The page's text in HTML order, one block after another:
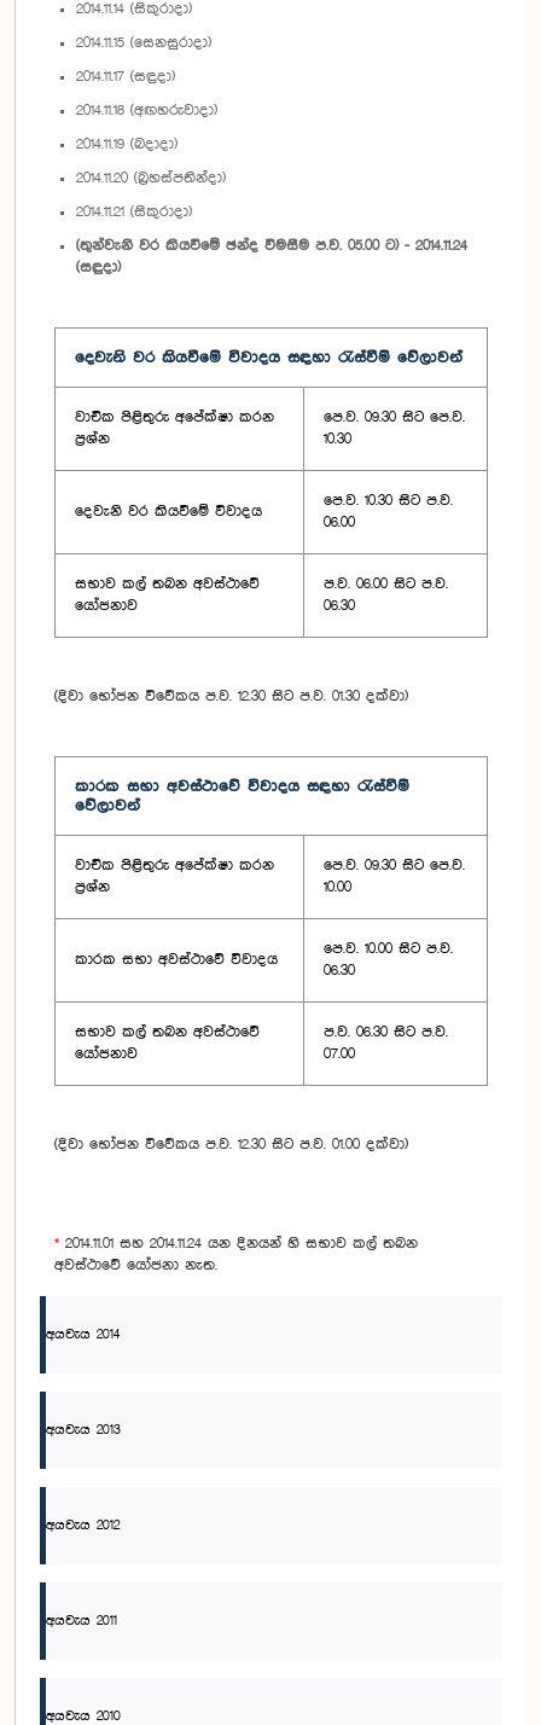
2014.11.14 (සිකුරාදා)
2014.11.15 (සෙනසුරාදා)
2014.11.17 (සඳුදා)
2014.11.18 (අඟහරුවාදා)
2014.11.19 (බදාදා)
2014.11.20 (බ්‍රහස්පතින්දා)
2014.11.21 (සිකුරාදා)
(තුන්වැනි වර කියවීමේ ඡන්ද විමසීම ප.ව. 05.00 ට) - 2014.11.24
(සඳුදා)
දෙවැනි වර කියවීමේ විවාදය සඳහා රැස්වීම් වේලාවන්
වාචික පිළිතුරු අපේක්ෂා කරන
ප්‍රශ්න
පෙ.ව. 09.30 සිට පෙ.ව.
10.30
දෙවැනි වර කියවීමේ විවාදය
පෙ.ව. 10.30 සිට ප.ව.
06.00
සභාව කල් තබන අවස්ථාවේ
යෝජනාව
ප.ව. 06.00 සිට ප.ව.
06.30
(දිවා භෝජන විවේකය ප.ව. 12.30 සිට ප.ව. 01.30 දක්වා)
කාරක සභා අවස්ථාවේ විවාදය සඳහා රැස්වීම්
වේලාවන්
වාචික පිළිතුරු අපේක්ෂා කරන
ප්‍රශ්න
පෙ.ව. 09.30 සිට පෙ.ව.
10.00
කාරක සභා අවස්ථාවේ විවාදය
පෙ.ව. 10.00 සිට ප.ව.
06.30
සභාව කල් තබන අවස්ථාවේ
යෝජනාව
ප.ව. 06.30 සිට ප.ව.
07.00
(දිවා භෝජන විවේකය ප.ව. 12.30 සිට ප.ව. 01.00 දක්වා)
* 2014.11.01 සහ 2014.11.24 යන දිනයන් හි සභාව කල් තබන
අවස්ථාවේ යෝජනා නැත.
අයවැය 2014
අයවැය 2013
අයවැය 2012
අයවැය 2011
අයවැය 2010